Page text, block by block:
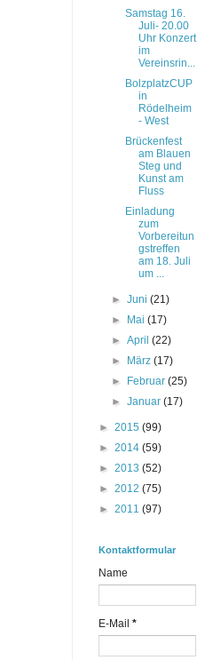
Samstag 16.
Juli- 20.00
Uhr Konzert
im
Vereinsrin...
BolzplatzCUP
in
Rödelheim
- West
Brückenfest
am Blauen
Steg und
Kunst am
Fluss
Einladung
zum
Vorbereitun
gstreffen
am 18. Juli
um ...
►Juni(21)
►
Mai(17)
►April(22)
►
März(17)
►
Februar(25)
►Januar(17)
► 2015 (99)
► 2014 (59)
► 2013 (52)
► 2012 (75)
► 2011 (97)
Kontaktformular
Name
E-Mail *